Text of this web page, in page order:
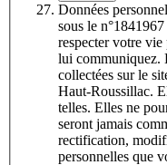
Données
sous le n°1841967 v 0. Le Mas du Haut-
respecter votre
lui communiquez.
collectées sur le
Haut-Roussillac.
telles. Elles ne
seront jamais
rectification,
personnelles que